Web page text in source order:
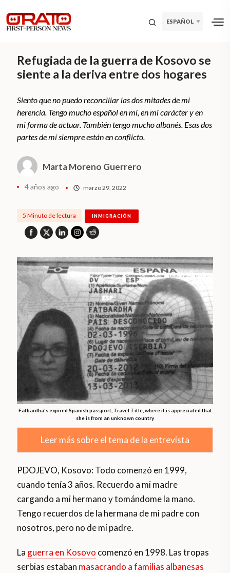
ESPAÑOL
Refugiada de la guerra de Kosovo se
siente a la deriva entre dos hogares
Siento que no puedo reconciliar las dos mitades de mi
herencia. Tengo mucho español en mí, en mi carácter y en
mi forma de actuar. También tengo mucho albanés. Esas dos
partes de mí siempre están en conflicto.
Marta Moreno Guerrero
4 años ago marzo 29, 2022
5 Minuto de lectura INMIGRACIÓN
Fatbardha's expired Spanish passport, Travel Title, where it is appreciated that
she is from an unknown country
Leer más sobre el tema de la entrevista
PDOJEVO, Kosovo: Todo comenzó en 1999,
cuando tenía 3 años. Recuerdo a mi madre
cargando a mi hermano y tomándome la mano.
Tengo recuerdos de la hermana de mi padre con
nosotros, pero no de mi padre.
La guerra en Kosovo comenzó en 1998. Las tropas
serbias estaban masacrando a familias albanesas